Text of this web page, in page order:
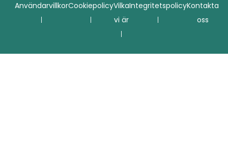
AnvändarvillkorCookiepolicyVilka
vi är
IntegritetspolicyKontakta
oss